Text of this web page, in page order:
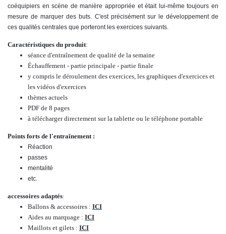
coéquipiers en scène de manière appropriée et était lui-même toujours en
mesure de marquer des buts. C'est précisément sur le développement de
ces qualités centrales que porteront les exercices suivants.
Caractéristiques du produit:
séance d'entraînement de qualité de la semaine
Échauffement - partie principale - partie finale
y compris le déroulement des exercices, les graphiques d'exercices et
les vidéos d'exercices
thèmes actuels
PDF de 8 pages
à télécharger directement sur la tablette ou le téléphone portable
Points forts de l'entraînement :
Réaction
passes
mentalité
etc.
accessoires adaptés:
Ballons & accessoires : ICI
Aides au marquage : ICI
Maillots et gilets : ICI